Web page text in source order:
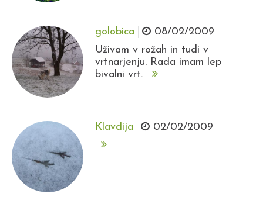
golobica
08/02/2009
Uživam v rožah in tudi v
vrtnarjenju. Rada imam lep
bivalni vrt.
Klavdija 02/02/2009